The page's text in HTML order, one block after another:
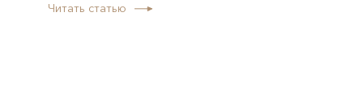
Читать статью